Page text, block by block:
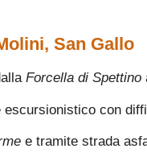
San Gallo
Forcella di Spettino
con
e tramite strada